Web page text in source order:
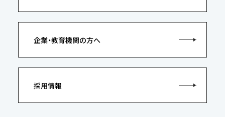
企業・教育機関の方へ
採用情報